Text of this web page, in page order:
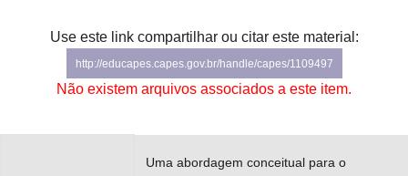
Advocacia-Geral da União
Banco Central do Brasil
Planalto
Use este link compartilhar ou citar este material:
http://educapes.capes.gov.br/handle/capes/1109497
Não existem arquivos associados a este item.
Uma abordagem conceitual para o